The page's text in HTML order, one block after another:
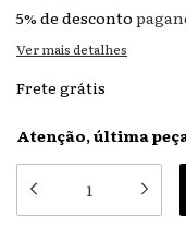
5% de desconto
Ver mais detalhes
Frete grátis
Atenção, última